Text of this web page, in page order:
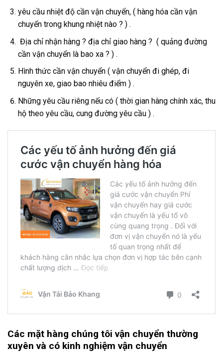
yêu cầu nhiệt độ cần vận chuyển, ( hàng hóa cần vận
chuyển trong khung nhiệt nào ? ) .
Địa chỉ nhận hàng ? địa chỉ giao hàng ? ( quảng đường
cần vận chuyển là bao xa ? ) .
Hình thức cần vận chuyển ( vận chuyển đi ghép, đi
nguyên xe, giao bao nhiêu điểm ) .
Những yêu cầu riêng nếu có ( thời gian hàng chính xác, thu
hộ theo yêu cầu, cung đường yêu cầu ) .
Các mặt hàng chúng tôi vận chuyển thường
xuyên và có kinh nghiệm vận chuyển